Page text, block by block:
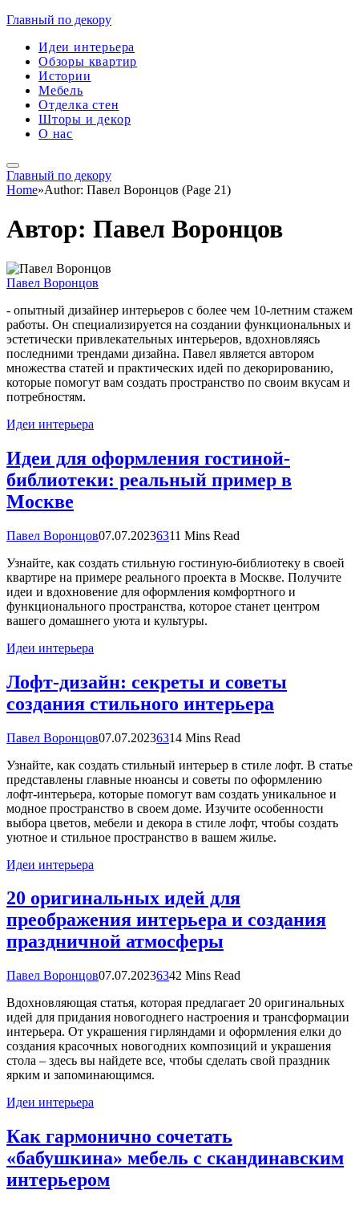
Главный по декору
Идеи интерьера
Обзоры квартир
Истории
Мебель
Отделка стен
Шторы и декор
О нас
Главный по декору
Home»Author: Павел Воронцов (Page 21)
Автор: Павел Воронцов
Павел Воронцов
- опытный дизайнер интерьеров с более чем 10-летним стажем
работы. Он специализируется на создании функциональных и
эстетически привлекательных интерьеров, вдохновляясь
последними трендами дизайна. Павел является автором
множества статей и практических идей по декорированию,
которые помогут вам создать пространство по своим вкусам и
потребностям.
Идеи интерьера
Идеи для оформления гостиной-
библиотеки: реальный пример в
Москве
Павел Воронцов07.07.20236311 Mins Read
Узнайте, как создать стильную гостиную-библиотеку в своей
квартире на примере реального проекта в Москве. Получите
идеи и вдохновение для оформления комфортного и
функционального пространства, которое станет центром
вашего домашнего уюта и культуры.
Идеи интерьера
Лофт-дизайн: секреты и советы
создания стильного интерьера
Павел Воронцов07.07.20236314 Mins Read
Узнайте, как создать стильный интерьер в стиле лофт. В статье
представлены главные нюансы и советы по оформлению
лофт-интерьера, которые помогут вам создать уникальное и
модное пространство в своем доме. Изучите особенности
выбора цветов, мебели и декора в стиле лофт, чтобы создать
уютное и стильное пространство в вашем жилье.
Идеи интерьера
20 оригинальных идей для
преображения интерьера и создания
праздничной атмосферы
Павел Воронцов07.07.20236342 Mins Read
Вдохновляющая статья, которая предлагает 20 оригинальных
идей для придания новогоднего настроения и трансформации
интерьера. От украшения гирляндами и оформления елки до
создания красочных новогодних композиций и украшения
стола – здесь вы найдете все, чтобы сделать свой праздник
ярким и запоминающимся.
Идеи интерьера
Как гармонично сочетать
«бабушкина» мебель с скандинавским
интерьером